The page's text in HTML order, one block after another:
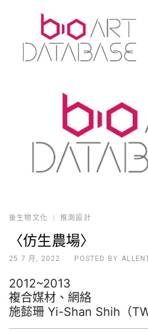
後生物文化 推測設計
〈仿生農場〉
25 7 月, 2022 POSTED BY
2012~2013
複合媒材、網絡
施懿珊 Yi-Shan Shih（